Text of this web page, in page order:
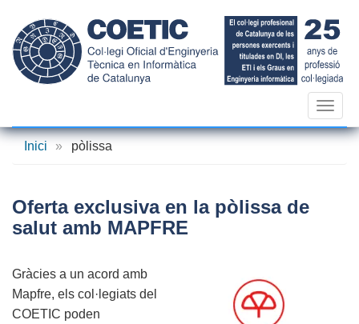
contingut
Inici
» pòlissa
Oferta exclusiva en la pòlissa de
salut amb MAPFRE
Gràcies a un acord amb
Mapfre, els col·legiats del
COETIC poden